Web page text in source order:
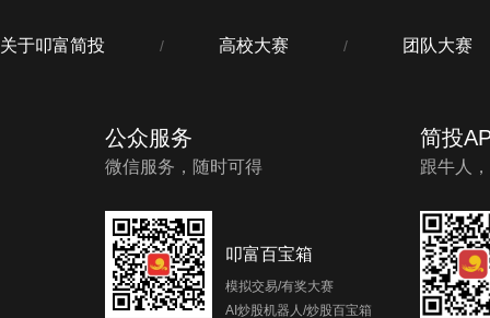
关于叩富简投 / 高校大赛 / 团队大赛
公众服务
微信服务，随时可得
叩富百宝箱
模拟交易/有奖大赛
AI炒股机器人/炒股百宝箱
简投
跟牛人